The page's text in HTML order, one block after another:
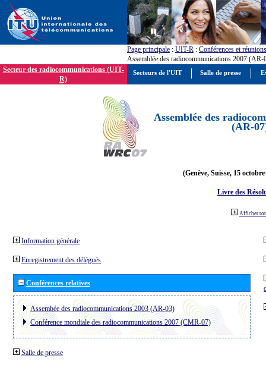
Page principale : UIT-R : Conférences et réunions
Assemblée des radiocommunications 2007 (AR-
Secteur des radiocommunications (UIT-
R)
Assemblée des
(AR-
(Genève, Suisse, 15
Livre des
Afficher
Information générale
Enregistrement des délégués
Conférences relatives
Assembée des radiocommunications 2003 (AR-03)
Conférence mondiale des radiocommunications 2007 (CMR-07)
Salle de presse
Secteurs de l'UIT Salle de presse